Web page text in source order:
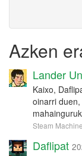
Azken
Lander
Kaixo,
oinarri
Steam
Daflipat